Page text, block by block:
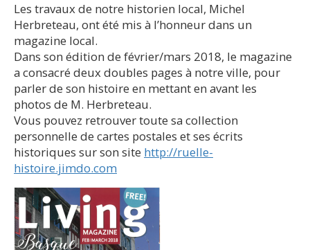
Les travaux de notre historien local, Michel
Herbreteau, ont été mis à l’honneur dans un
magazine local.
Dans son édition de février/mars 2018, le magazine
a consacré deux doubles pages à notre ville, pour
parler de son histoire en mettant en avant les
photos de M. Herbreteau.
Vous pouvez retrouver toute sa collection
personnelle de cartes postales et ses écrits
historiques sur son site http://ruelle-
histoire.jimdo.com